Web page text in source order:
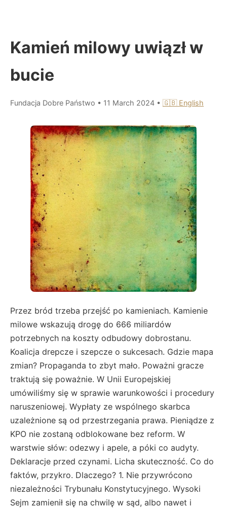
Kamień milowy uwiązł w
bucie
Fundacja Dobre Państwo • 11 March 2024 • 🇬🇧 English
Przez bród trzeba przejść po kamieniach. Kamienie
milowe wskazują drogę do 666 miliardów
potrzebnych na koszty odbudowy dobrostanu.
Koalicja drepcze i szepcze o sukcesach. Gdzie mapa
zmian? Propaganda to zbyt mało. Poważni gracze
traktują się poważnie. W Unii Europejskiej
umówiliśmy się w sprawie warunkowości i procedury
naruszeniowej. Wypłaty ze wspólnego skarbca
uzależnione są od przestrzegania prawa. Pieniądze z
KPO nie zostaną odblokowane bez reform. W
warstwie słów: odezwy i apele, a póki co audyty.
Deklaracje przed czynami. Licha skuteczność. Co do
faktów, przykro. Dlaczego? 1. Nie przywrócono
niezależności Trybunału Konstytucyjnego. Wysoki
Sejm zamienił się na chwilę w sąd, albo nawet i